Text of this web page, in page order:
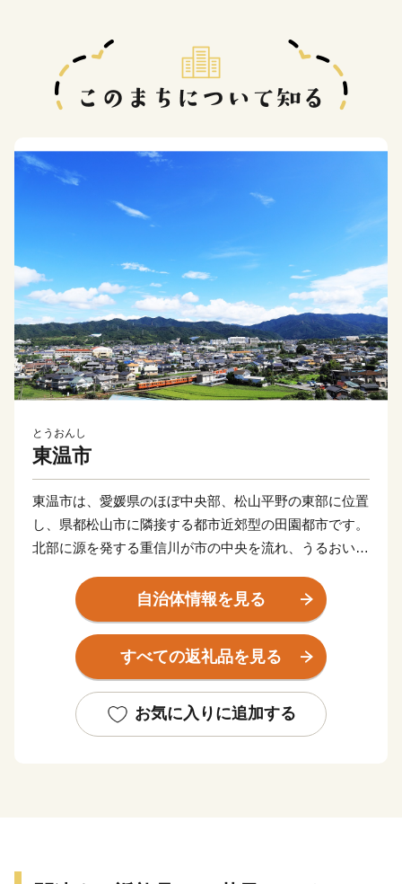
とうおんし
東温市
東温市は、愛媛県のほぼ中央部、松山平野の東部に位置
し、県都松山市に隣接する都市近郊型の田園都市です。
北部に源を発する重信川が市の中央を流れ、うるおいあ
県立自然公園は、東部の霊峰石鎚山系と連なり、棚田や
渓谷を有する里山が自然美を形成しています。また、常
設のミュージカル劇場ではプロのミュージカル俳優の演
劇が１年中行われていたり、地域では秋祭り行事などの
いるなど、芸術・文化・歴史が息づくアートのまちとし
ても近年注目されております。
自治体情報を見る
すべての返礼品を見る
お気に入りに追加する